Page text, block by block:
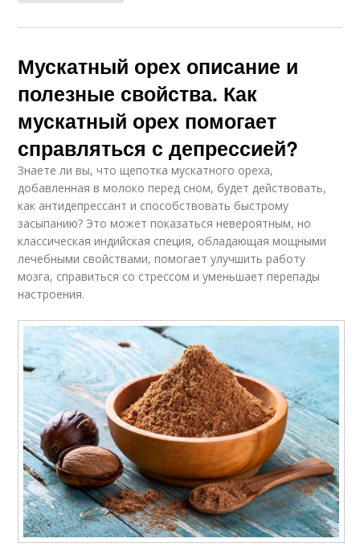
Мускатный орех описание и
полезные свойства. Как
мускатный орех помогает
справляться с депрессией?
Знаете ли вы, что щепотка мускатного ореха,
добавленная в молоко перед сном, будет действовать,
как антидепрессант и способствовать быстрому
засыпанию? Это может показаться невероятным, но
классическая индийская специя, обладающая мощными
лечебными свойствами, помогает улучшить работу
мозга, справиться со стрессом и уменьшает перепады
настроения.